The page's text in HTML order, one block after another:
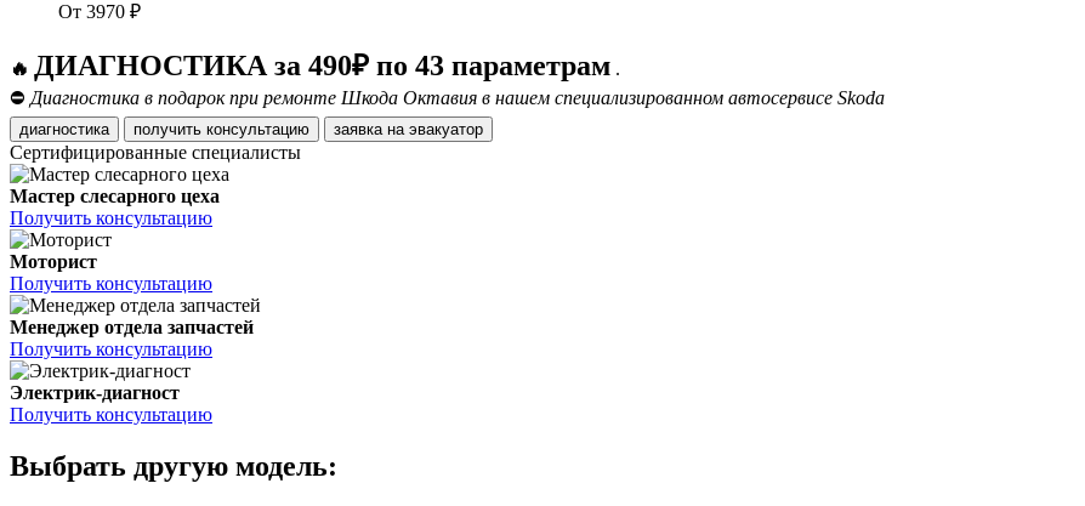
От 3970 ₽
🔥 ДИАГНОСТИКА за 490₽ по 43 параметрам .
⛔ Диагностика в подарок при ремонте Шкода Октавия в нашем специализированном автосервисе Skoda
диагностика получить консультацию заявка на эвакуатор
Сертифицированные специалисты
Мастер слесарного цеха
Получить консультацию
Моторист
Получить консультацию
Менеджер отдела запчастей
Получить консультацию
Электрик-диагност
Получить консультацию
Выбрать другую модель: